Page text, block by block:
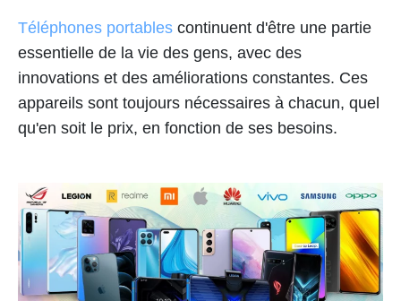
Téléphones portables continuent d'être une partie
essentielle de la vie des gens, avec des
innovations et des améliorations constantes. Ces
appareils sont toujours nécessaires à chacun, quel
qu'en soit le prix, en fonction de ses besoins.